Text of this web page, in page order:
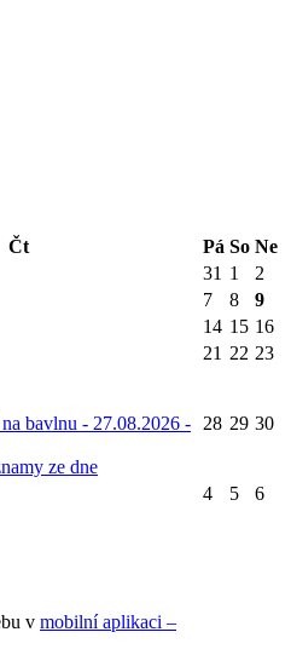
Čt Pá So Ne
31 1
2
7 8
9
14 15 16
21 22 23
bavlnu - 27.08.2026 -
ze dne
28 29 30
4 5 6
v mobilní aplikaci –